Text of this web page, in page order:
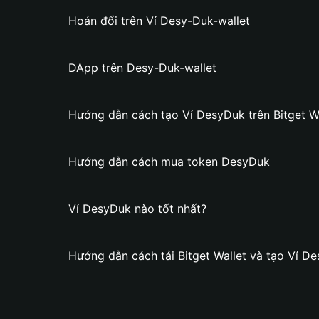
Hoán đổi trên Ví Desy-Duk-wallet
DApp trên Desy-Duk-wallet
Hướng dẫn cách tạo Ví DesyDuk trên Bitget
Hướng dẫn cách mua token DesyDuk
Ví DesyDuk nào tốt nhất?
Hướng dẫn cách tải Bitget Wallet và tạo Ví